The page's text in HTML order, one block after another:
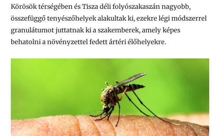
Körösök térségében és Tisza déli folyószakaszán nagyobb,
összefüggő tenyészőhelyek alakultak ki, ezekre légi módszerrel
granulátumot juttatnak ki a szakemberek, amely képes
behatolni a növényzettel fedett ártéri élőhelyekre.